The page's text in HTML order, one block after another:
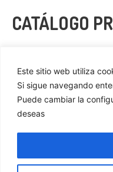
Este sitio web utiliza
Si sigue navegando
Puede cambiar la
deseas
CATÁLOGO